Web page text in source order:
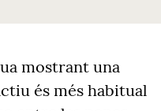
mostrant una
és més habitual